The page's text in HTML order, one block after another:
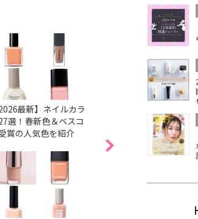
2026最新】ネイルカラ
選！春新色＆ベスコ
賞の人気色を紹介
気色38選！ベスコス受賞
色＆春の新色・限定色ま
とめ